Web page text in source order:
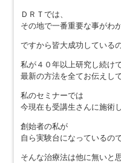
ＤＲＴでは、
その地で一番重要な事がわ
ですから皆大成功しているの
私が４０年以上研究し続け
最新の方法を全てお伝えし
私のセミナーでは
今現在も受講生さんに施術
創始者の私が
自ら実験台になっているの
そんな治療法は他に無いと